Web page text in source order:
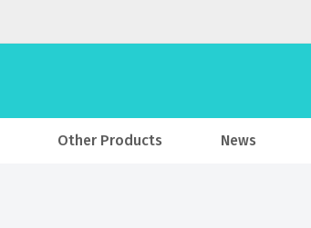
Other Products News